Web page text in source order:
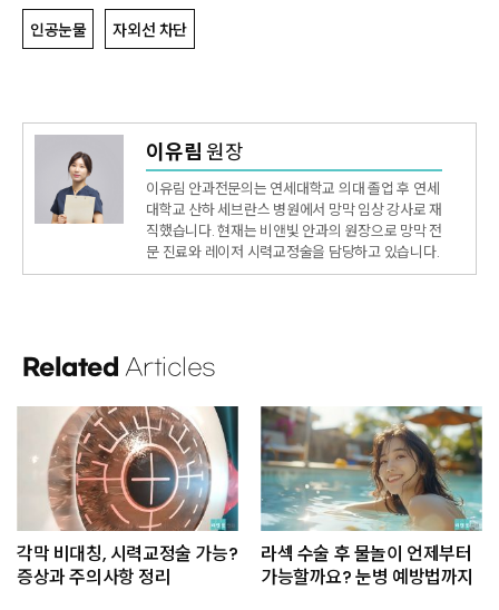
인공눈물 자외선 차단
이유림 원장
이유림 안과전문의는 연세대학교 의대 졸업 후 연세
대학교 산하 세브란스 병원에서 망막 임상 강사로 재
직했습니다. 현재는 비앤빛 안과의 원장으로 망막 전
문 진료와 레이저 시력교정술을 담당하고 있습니다.
Related Articles
각막 비대칭, 시력교정술 가능?
증상과 주의사항 정리
라섹 수술 후 물놀이 언제부터
가능할까요? 눈병 예방법까지